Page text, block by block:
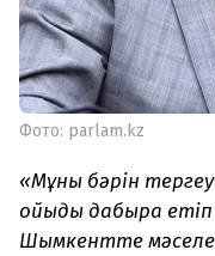
Фото: parlam.kz
«Мұның бәрін
ойыңды дабыра
Шымкентте мәселе